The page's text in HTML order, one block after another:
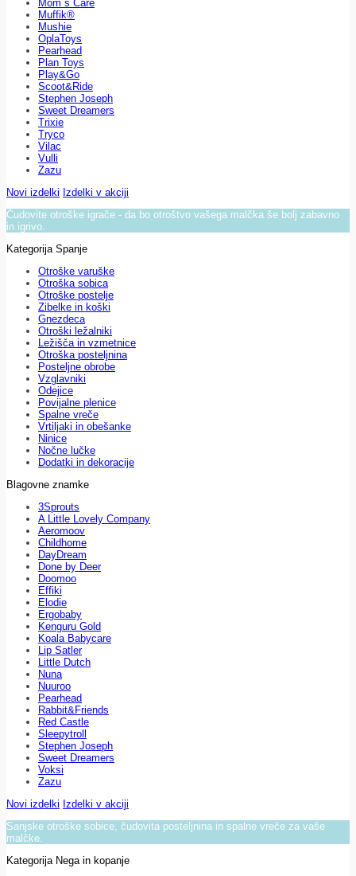
Mom`s Care
Muffik®
Mushie
OplaToys
Pearhead
Plan Toys
Play&Go
Scoot&Ride
Stephen Joseph
Sweet Dreamers
Trixie
Tryco
Vilac
Vulli
Zazu
Novi izdelki Izdelki v akciji
Čudovite otroške igrače - da bo otroštvo vašega malčka še bolj zabavno
in igrivo.
Kategorija Spanje
Otroške varuške
Otroška sobica
Otroške postelje
Zibelke in koški
Gnezdeca
Otroški ležalniki
Ležišča in vzmetnice
Otroška posteljnina
Posteljne obrobe
Vzglavniki
Odejice
Povijalne plenice
Spalne vreče
Vrtiljaki in obešanke
Ninice
Nočne lučke
Dodatki in dekoracije
Blagovne znamke
3Sprouts
A Little Lovely Company
Aeromoov
Childhome
DayDream
Done by Deer
Doomoo
Effiki
Elodie
Ergobaby
Kenguru Gold
Koala Babycare
Lip Satler
Little Dutch
Nuna
Nuuroo
Pearhead
Rabbit&Friends
Red Castle
Sleepytroll
Stephen Joseph
Sweet Dreamers
Voksi
Zazu
Novi izdelki Izdelki v akciji
Sanjske otroške sobice, čudovita posteljnina in spalne vreče za vaše
malčke.
Kategorija Nega in kopanje